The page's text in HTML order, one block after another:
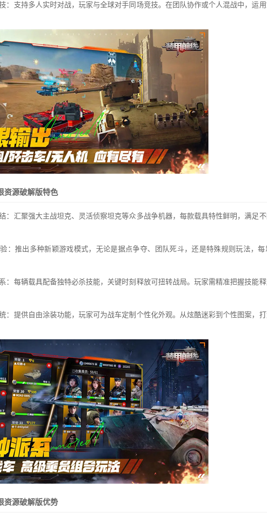
：支持多人实时对战，玩家与全球对手同场竞技。在团队协作或个人混战中，运
资源破解版特色
：汇聚强大主战坦克、灵活侦察坦克等众多战争机器，每款载具特性鲜明，满足
：推出多种新颖游戏模式，无论是据点争夺、团队死斗，还是特殊规则玩法，
：每辆载具配备独特必杀技能，关键时刻释放可扭转战局。玩家需精准把握技能
：提供自由涂装功能，玩家可为战车定制个性化外观。从炫酷迷彩到个性图案，
资源破解版优势